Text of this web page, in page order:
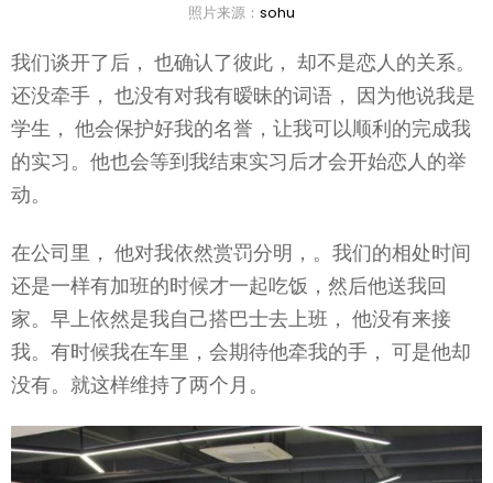
照片来源： sohu
我们谈开了后， 也确认了彼此， 却不是恋人的关系。
还没牵手， 也没有对我有暧昧的词语， 因为他说我是
学生， 他会保护好我的名誉，让我可以顺利的完成我
的实习。他也会等到我结束实习后才会开始恋人的举
动。
在公司里， 他对我依然赏罚分明，。我们的相处时间
还是一样有加班的时候才一起吃饭，然后他送我回
家。早上依然是我自己搭巴士去上班， 他没有来接
我。有时候我在车里，会期待他牵我的手， 可是他却
没有。就这样维持了两个月。